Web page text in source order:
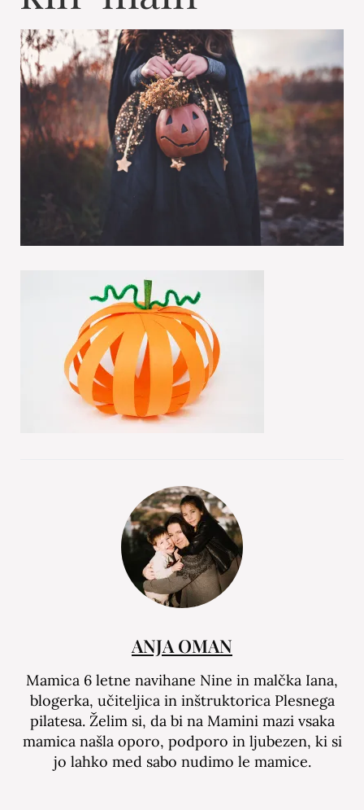
ANJA OMAN
Mamica 6 letne navihane Nine in malčka Iana,
blogerka, učiteljica in inštruktorica Plesnega
pilatesa. Želim si, da bi na Mamini mazi vsaka
mamica našla oporo, podporo in ljubezen, ki si
jo lahko med sabo nudimo le mamice.